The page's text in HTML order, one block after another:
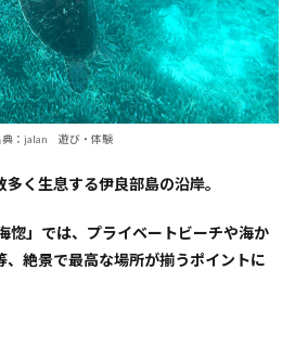
典：jalan 遊び・体験
く生息する伊良部島の沿岸。
惚」では、プライベートビーチや海か
、絶景で最高な場所が揃うポイントに